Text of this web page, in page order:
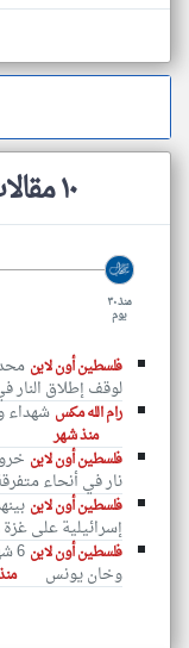
١٠ مقالات مشابهة في
منذ ٣٠
يوم
فلسطين أون لاين
لوقف إطلاق النار
رام الله مكس شهداء
منذ شهر
فلسطين أون لاين
نار في أنحاء
فلسطين أون لاين
إسرائيلية على
فلسطين أون لاين
6
وخان يونس